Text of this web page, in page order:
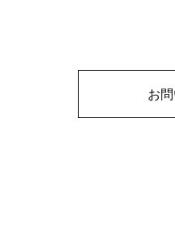
お